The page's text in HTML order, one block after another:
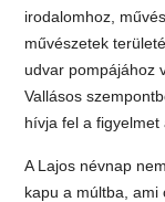
irodalomhoz,
művészetek
udvar pompájához
Vallásos
hívja fel a figyelmet
A Lajos névnap
kapu a múltba, ami